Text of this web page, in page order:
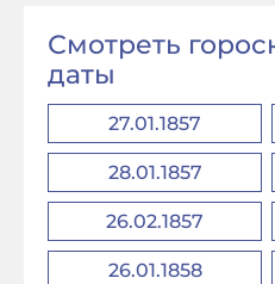
Смотреть
даты
27.01.1857
28.01.1857
26.02.1857
26.01.1858